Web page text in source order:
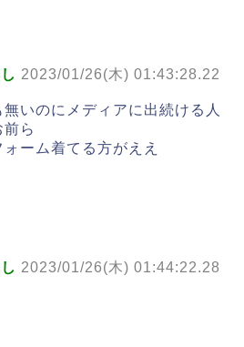
2023/01/26(木) 01:43:28.22
いのにメディアに出続ける人
ら
ーム着てる方がええ
2023/01/26(木) 01:44:22.28